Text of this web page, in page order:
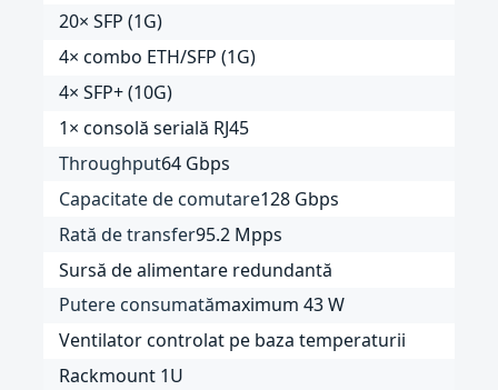
20× SFP (1G)
4× combo ETH/SFP (1G)
4× SFP+ (10G)
1× consolă serială RJ45
Throughput64 Gbps
Capacitate de comutare128 Gbps
Rată de transfer95.2 Mpps
Sursă de alimentare redundantă
Putere consumatămaximum 43 W
Ventilator controlat pe baza temperaturii
Rackmount 1U